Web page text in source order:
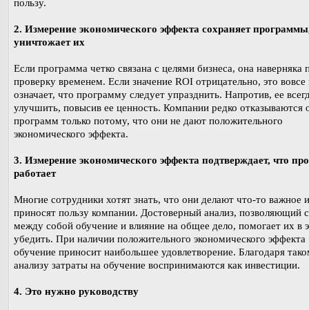
пользу.
2. Измерение экономического эффекта сохраняет
уничтожает их
Если программа четко связана с целями бизнеса, она наверняка
проверку временем. Если значение ROI отрицательно, это вовсе
означает, что программу следует упразднить. Напротив, ее
улучшить, повысив ее ценность. Компании редко отказываются
программ только потому, что они не дают положительного
экономического эффекта.
3. Измерение экономического эффекта подтверждает, что
работает
Многие сотрудники хотят знать, что они делают что-то важное и
приносят пользу компании. Достоверный анализ, позволяющий
между собой обучение и влияние на общее дело, помогает их в
убедить. При наличии положительного экономического эффекта
обучение приносит наибольшее удовлетворение. Благодаря
анализу затраты на обучение воспринимаются как инвестиции.
4. Это нужно руководству